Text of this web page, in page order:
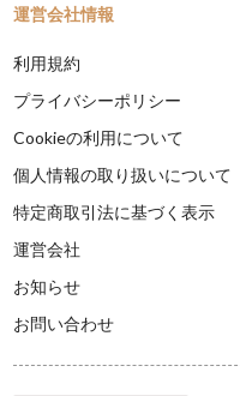
運営会社情報
利用規約
プライバシーポリシー
Cookieの利用について
個人情報の取り扱いについて
特定商取引法に基づく表示
運営会社
お知らせ
お問い合わせ